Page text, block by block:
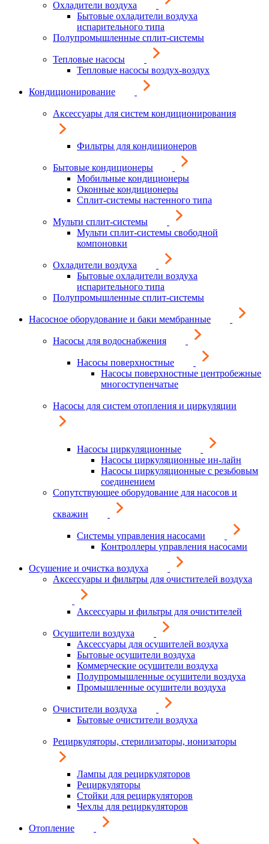
Охладители воздуха
Бытовые охладители воздуха
испарительного типа
Полупромышленные сплит-системы
Тепловые насосы
Тепловые насосы воздух-воздух
Кондиционирование
Аксессуары для систем кондиционирования
Фильтры для кондиционеров
Бытовые кондиционеры
Мобильные кондиционеры
Оконные кондиционеры
Сплит-системы настенного типа
Мульти сплит-системы
Мульти сплит-системы свободной
компоновки
Охладители воздуха
Бытовые охладители воздуха
испарительного типа
Полупромышленные сплит-системы
Насосное оборудование и баки мембранные
Насосы для водоснабжения
Насосы поверхностные
Насосы поверхностные центробежные
многоступенчатые
Насосы для систем отопления и циркуляции
Насосы циркуляционные
Насосы циркуляционные ин-лайн
Насосы циркуляционные с резьбовым
соединением
Сопутствующее оборудование для насосов и
скважин
Системы управления насосами
Контроллеры управления насосами
Осушение и очистка воздуха
Аксессуары и фильтры для очистителей воздуха
Аксессуары и фильтры для очистителей
Осушители воздуха
Аксессуары для осушителей воздуха
Бытовые осушители воздуха
Коммерческие осушители воздуха
Полупромышленные осушители воздуха
Промышленные осушители воздуха
Очистители воздуха
Бытовые очистители воздуха
Рециркуляторы, стерилизаторы, ионизаторы
Лампы для рециркуляторов
Рециркуляторы
Стойки для рециркуляторов
Чехлы для рециркуляторов
Отопление